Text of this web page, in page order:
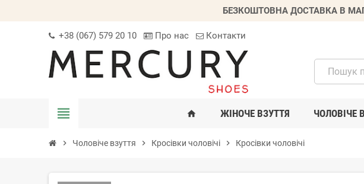
БЕЗКОШТОВНА ДОСТАВКА В
+38 (067) 579 20 10 Про нас Контакти
view_headline home ЖІНОЧЕ ВЗУТТЯ ЧОЛОВІЧЕ
chevron_right Чоловіче взуття chevron_right Кросівки чоловічі chevron_right Кросівки чоловічі